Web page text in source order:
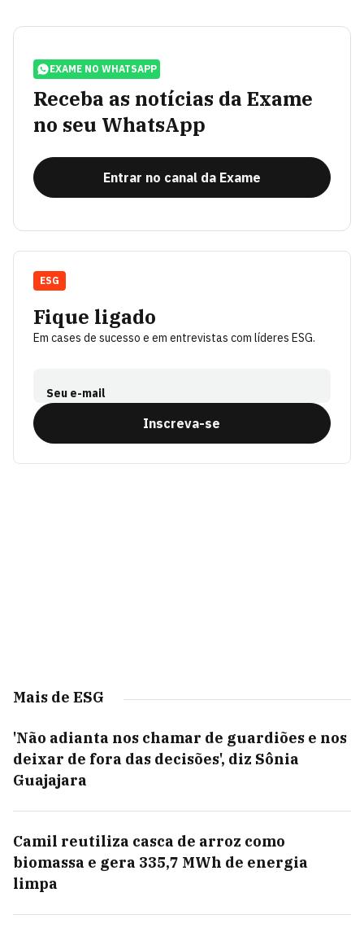
EXAME NO WHATSAPP
Receba as notícias da Exame
no seu WhatsApp
Entrar no canal da Exame
Fique ligado
Em cases de sucesso e em entrevistas com líderes ESG.
Seu e-mail
Inscreva-se
ESG
Mais de ESG
'Não adianta nos chamar de guardiões e nos
deixar de fora das decisões', diz Sônia
Guajajara
Camil reutiliza casca de arroz como
biomassa e gera 335,7 MWh de energia
limpa